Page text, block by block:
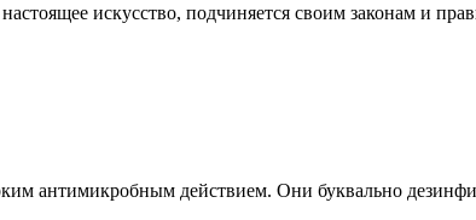
искусство, подчиняется своим законам и
антимикробным действием. Они буквально